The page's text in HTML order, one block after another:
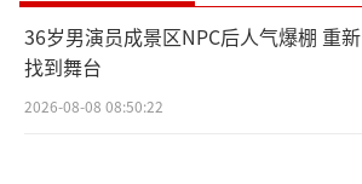
36岁男演员成景区NPC后人气爆棚 重新
找到舞台
2026-08-08 08:50:22